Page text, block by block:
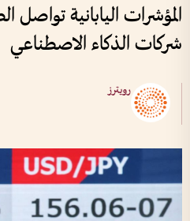
المؤشرات اليابانية
شركات الذكاء الاصطناعي
رويترز